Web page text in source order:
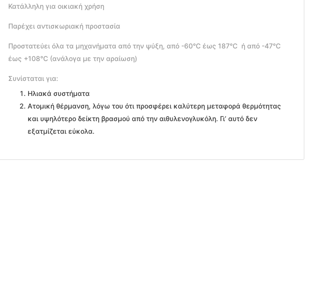
Κατάλληλη για οικιακή χρήση
Παρέχει αντισκωριακή προστασία
Προστατεύει όλα τα μηχανήματα από την ψύξη, από -60°C έως 187°C ή από -47°C
έως +108°C (ανάλογα με την αραίωση)
Συνίσταται για:
Ηλιακά συστήματα
Ατομική θέρμανση, λόγω του ότι προσφέρει καλύτερη μεταφορά θερμότητας
και υψηλότερο δείκτη βρασμού από την αιθυλενογλυκόλη. Γι’ αυτό δεν
εξατμίζεται εύκολα.